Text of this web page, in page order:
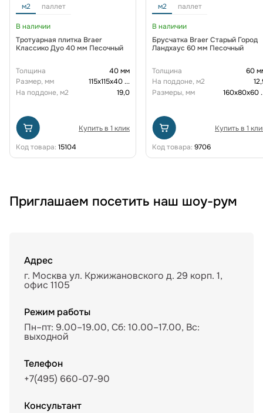
м2 паллет
В наличии
Тротуарная плитка Braer
Классико Дуо 40 мм Песочный
Толщина
40 мм
Размер, мм
115х115х40...
На поддоне, м2
19,0
Купить в 1 клик
Код товара: 15104
м2 паллет
В наличии
Брусчатка Braer Старый Город
Ландхаус 60 мм Песочный
Толщина
60
На поддоне, м2
Размеры, мм
160х80х60
Купить в 1
Код товара: 9706
Приглашаем посетить наш шоу-рум
Адрес
г. Москва ул. Кржижановского д. 29 корп. 1,
офис 1105
Режим работы
Пн–пт: 9.00–19.00, Сб: 10.00–17.00, Вс:
выходной
Телефон
+7(495) 660-07-90
Консультант